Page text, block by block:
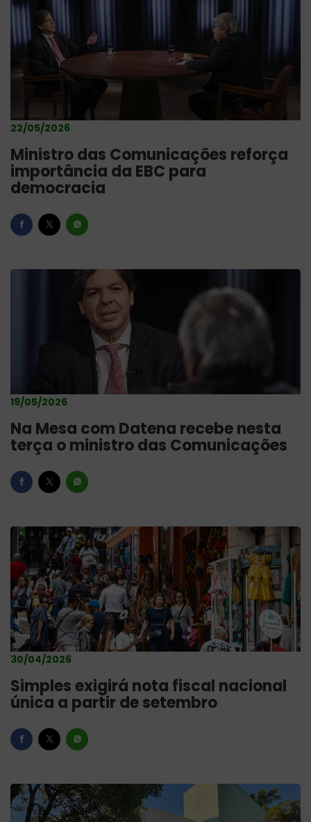
22/05/2026
Ministro das Comunicações reforça
importância da EBC para
democracia
19/05/2026
Na Mesa com Datena recebe nesta
terça o ministro das Comunicações
30/04/2026
Simples exigirá nota fiscal nacional
única a partir de setembro